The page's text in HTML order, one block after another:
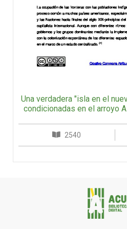
Una verdadera "isla en el
condicionadas en el arroyo
2540